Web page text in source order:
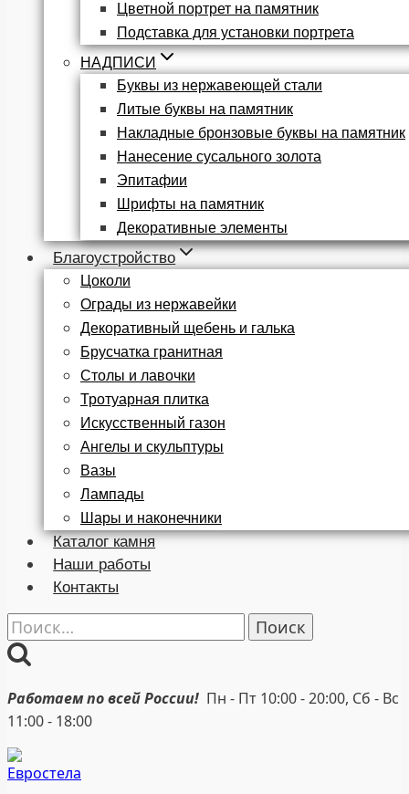
Цветной портрет на памятник
Подставка для установки портрета
НАДПИСИ
Буквы из нержавеющей стали
Литые буквы на памятник
Накладные бронзовые буквы на памятник
Нанесение сусального золота
Эпитафии
Шрифты на памятник
Декоративные элементы
Благоустройство
Цоколи
Ограды из нержавейки
Декоративный щебень и галька
Брусчатка гранитная
Столы и лавочки
Тротуарная плитка
Искусственный газон
Ангелы и скульптуры
Вазы
Лампады
Шары и наконечники
Каталог камня
Наши работы
Контакты
Найти:
Работаем по всей России! Пн - Пт 10:00 - 20:00, Сб - Вс
11:00 - 18:00